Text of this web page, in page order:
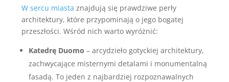
W sercu miasta znajdują się prawdziwe perły
architektury, które przypominają o jego bogatej
przeszłości. Wśród nich warto wyróżnić:
Katedrę Duomo – arcydzieło gotyckiej architektury,
zachwycające misternymi detalami i monumentalną
fasadą. To jeden z najbardziej rozpoznawalnych